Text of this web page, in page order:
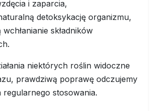
i zaparcia,
detoksykację organizmu,
składników
niektórych roślin widoczne
prawdziwą poprawę odczujemy
regularnego stosowania.